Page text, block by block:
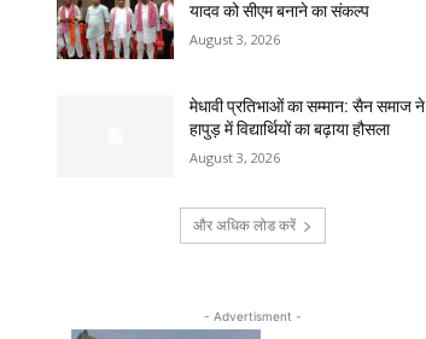
यादव को सीएम बनाने का संकल्प
August 3, 2026
मेधावी प्रतिभाओं का सम्मान: सैन समाज ने
हापुड़ में विद्यार्थियों का बढ़ाया हौसला
August 3, 2026
और अधिक लोड करें
- Advertisment -